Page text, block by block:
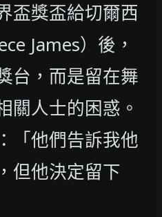
盃獎盃給切爾西
James）後，
台，而是留在舞
關人士的困惑。
「他們告訴我他
但他決定留下